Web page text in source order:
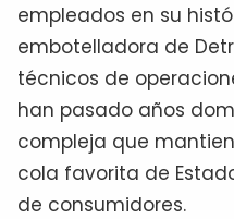
empleados en su
embotelladora de
técnicos de
han pasado años
compleja que
cola favorita de
de consumidores.